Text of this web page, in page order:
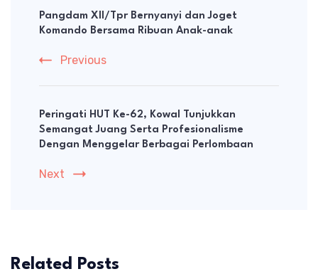
Navigation
Pangdam XII/Tpr Bernyanyi dan Joget
Komando Bersama Ribuan Anak-anak
Previous
Peringati HUT Ke-62, Kowal Tunjukkan
Semangat Juang Serta Profesionalisme
Dengan Menggelar Berbagai Perlombaan
Next
Related Posts